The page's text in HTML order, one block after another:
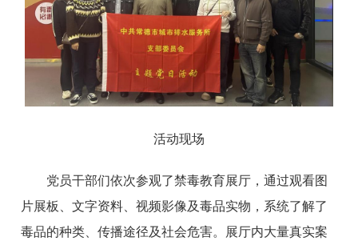
活动现场
党员干部们依次参观了禁毒教育展厅，通过观看图
片展板、文字资料、视频影像及毒品实物，系统了解了
毒品的种类、传播途径及社会危害。展厅内大量真实案